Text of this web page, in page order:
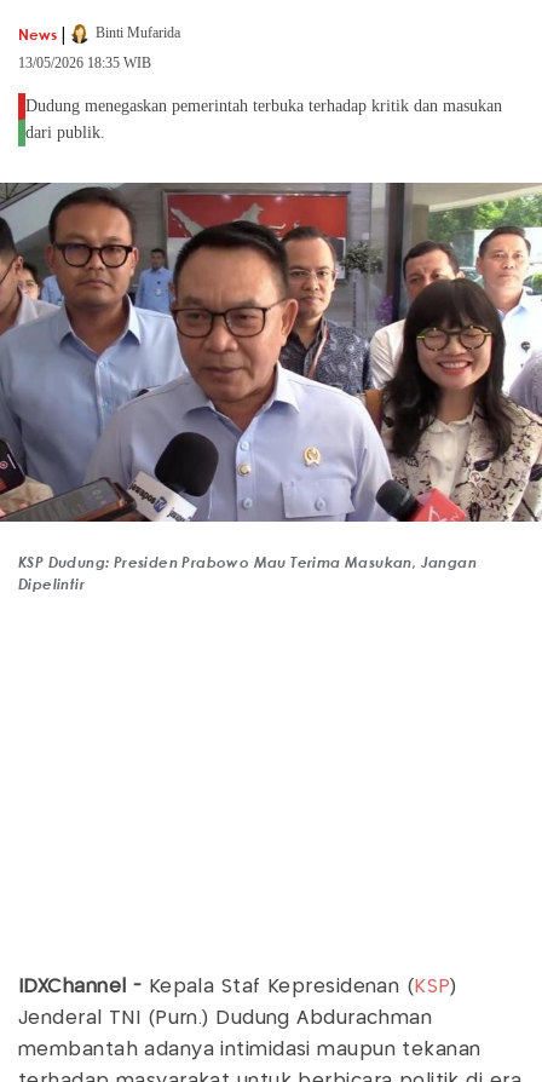
News |
Binti Mufarida
13/05/2026 18:35 WIB
Dudung menegaskan pemerintah terbuka terhadap kritik dan masukan
dari publik.
KSP Dudung: Presiden Prabowo Mau Terima Masukan, Jangan
Dipelintir
IDXChannel - Kepala Staf Kepresidenan ( KSP)
Jenderal TNI (Purn.) Dudung Abdurachman
membantah adanya intimidasi maupun tekanan